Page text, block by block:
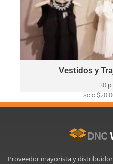
Vestidos y
30
solo
Este lote puede incluir
Ralph
Lauren, Calvin Klein, DKNY,
Camuto, Adrianna Papell,
Haga
Proveedor mayorista y